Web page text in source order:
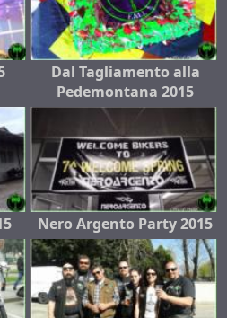
Dal Tagliamento alla
Pedemontana 2015
Nero Argento Party 2015